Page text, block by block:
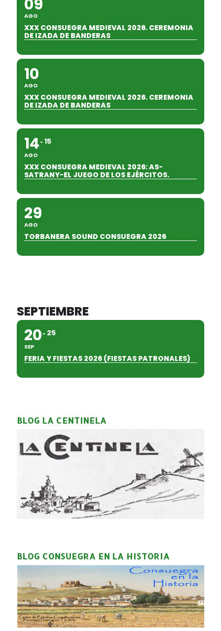
09
AGO
XXX CONSUEGRA MEDIEVAL 2026. CEREMONIA
DE IZADA DE BANDERAS
10
AGO
XXX CONSUEGRA MEDIEVAL 2026. CEREMONIA
DE IZADA DE BANDERAS
14
AGO
15
XXX CONSUEGRA MEDIEVAL 2026: AS-
SATRANY-EL JUEGO DE LOS EJÉRCITOS.
29
AGO
TORBANERA SOUND CONSUEGRA 2026
SEPTIEMBRE
20
SEP
25
FERIA Y FIESTAS 2026 (FIESTAS PATRONALES)
BLOG LA CENTINELA
BLOG CONSUEGRA EN LA HISTORIA